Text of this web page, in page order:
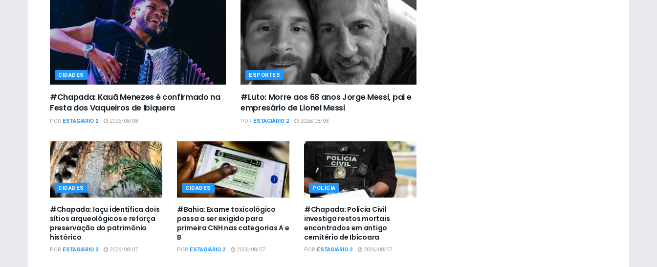
CIDADES
#Chapada: Kauã Menezes é confirmado na
Festa dos Vaqueiros de Ibiquera
POR ESTAGIÁRIO 2 2026/08/08
ESPORTES
#Luto: Morre aos 68 anos Jorge Messi, pai e
empresário de Lionel Messi
POR ESTAGIÁRIO 2 2026/08/08
CIDADES
#Chapada: Iaçu identifica dois
sítios arqueológicos e reforça
preservação do patrimônio
histórico
POR ESTAGIÁRIO 2 2026/08/07
CIDADES
#Bahia: Exame toxicológico
passa a ser exigido para
primeira CNH nas categorias A e
B
POR ESTAGIÁRIO 2 2026/08/07
POLÍCIA
#Chapada: Polícia Civil
investiga restos mortais
encontrados em antigo
cemitério de Ibicoara
POR ESTAGIÁRIO 2 2026/08/07